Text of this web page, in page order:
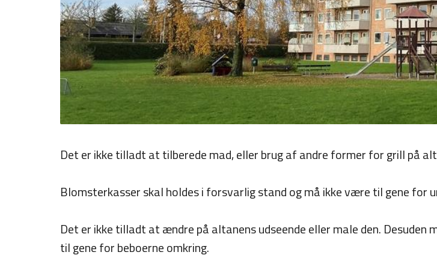
Det er ikke tilladt at tilberede mad, eller brug af andre former for grill på
Blomsterkasser skal holdes i forsvarlig stand og må ikke være til gene for
Det er ikke tilladt at ændre på altanens udseende eller male den. Desuden
til gene for beboerne omkring.